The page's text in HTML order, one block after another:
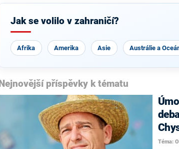
Jak se volilo v zahraničí?
Afrika Amerika Asie Austrálie a
Nejnovější příspěvky k tématu
Téma: